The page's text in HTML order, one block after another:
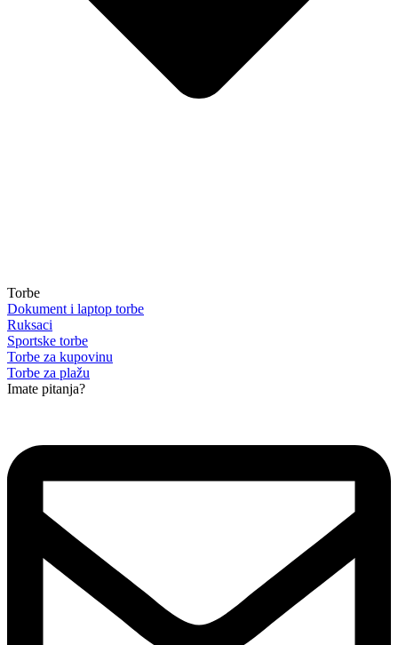
Torbe
Dokument i laptop torbe
Ruksaci
Sportske torbe
Torbe za kupovinu
Torbe za plažu
Imate pitanja?